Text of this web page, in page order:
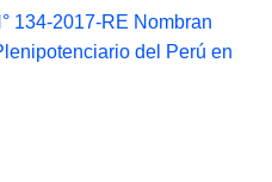
134-2017-RE Nombran
del Perú en